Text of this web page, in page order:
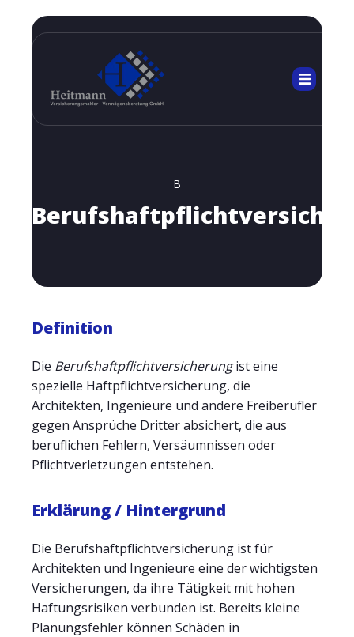
B
Definition
Die Berufshaftpflichtversicherungist eine
spezielle Haftpflichtversicherung, die
Architekten, Ingenieure und andere Freiberufler
gegen Ansprüche Dritter absichert, die aus
beruflichen Fehlern, Versäumnissen oder
Pflichtverletzungen entstehen.
Erklärung / Hintergrund
Die Berufshaftpflichtversicherung ist für
Architekten und Ingenieure eine der wichtigsten
Versicherungen, da ihre Tätigkeit mit hohen
Haftungsrisiken verbunden ist. Bereits kleine
Planungsfehler können Schäden in